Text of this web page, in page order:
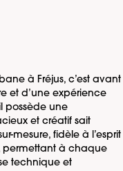
à Fréjus, c’est avant
et d’une expérience
possède une
et créatif sait
mesure, fidèle à l’esprit
permettant à chaque
technique et